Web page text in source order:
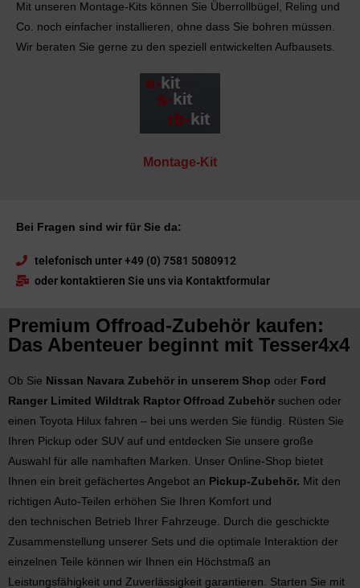
Mit unseren Montage-Kits können Sie Überrollbügel, Reling und
Co. noch einfacher installieren, ohne dass Sie bohren müssen.
Wir beraten Sie gerne zu den speziell entwickelten Aufbausets.
Montage-Kit
Bei Fragen sind wir für Sie da:
telefonisch unter +49 (0) 7581 5080912
oder kontaktieren Sie uns via Kontaktformular
Premium Offroad-Zubehör kaufen:
Das Abenteuer beginnt mit Tesser4x4
Ob Sie Nissan Navara Zubehör in unserem Shop oder Ford
Ranger Limited Wildtrak Raptor Offroad Zubehör suchen oder
einen Toyota Hilux fahren – bei uns werden Sie fündig. Rüsten Sie
Ihren Pickup oder SUV auf und entdecken Sie unsere große
Auswahl für alle namhaften Marken. Unser Online-Shop bietet
Ihnen ein breit gefächertes Angebot an Pickup-Zubehör. Mit den
richtigen Auto-Teilen erhöhen Sie Ihren Komfort und
den technischen Betrieb Ihrer Fahrzeuge. Durch die geschickte
Zusammenstellung unserer Sets und die optimale Interaktion der
einzelnen Teile können wir Ihnen ein Höchstmaß an
Leistungsfähigkeit und Zuverlässigkeit garantieren. Starten Sie mit